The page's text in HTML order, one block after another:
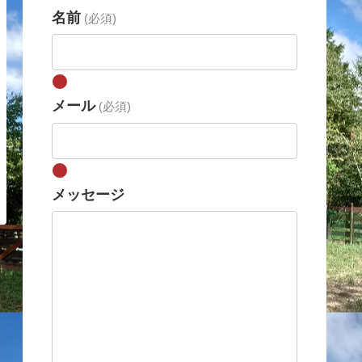
名前 (必須)
メール (必須)
メッセージ